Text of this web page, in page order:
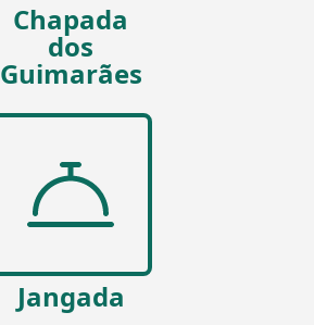
Chapada
dos
Guimarães
Jangada